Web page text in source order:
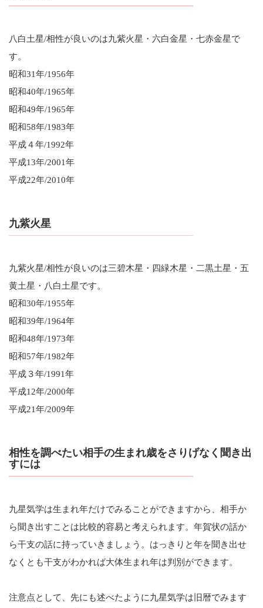
八白土星/相性が良いのは九紫火星・六白金星・七赤金星で
す。
昭和31年/1956年
昭和40年/1965年
昭和49年/1965年
昭和58年/1983年
平成４年/1992年
平成13年/2001年
平成22年/2010年
九紫火星
九紫火星/相性が良いのは三碧木星・四緑木星・二黒土星・五
黄土星・八白土星です。
昭和30年/1955年
昭和39年/1964年
昭和48年/1973年
昭和57年/1982年
平成３年/1991年
平成12年/2000年
平成21年/2009年
相性を調べたい相手の生まれ歳をさりげなく聞き出
すには
九星気学は生まれ年だけでみることができますから、相手か
ら聞き出すことは比較的容易と考えられます。年賀状の話か
ら干支の話に持っていきましょう。はっきりと年を聞き出せ
なくとも干支がわかれば大体生まれ年は判別ができます。
注意点として、先にも述べたように九星気学は旧暦でみます